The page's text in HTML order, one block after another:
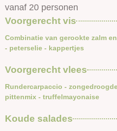
vanaf 20 personen
Voorgerecht vis
Combinatie van gerookte zalm
- peterselie - kappertjes
Voorgerecht vlees
Rundercarpaccio -
pittenmix - truffelmayonaise
Koude salades